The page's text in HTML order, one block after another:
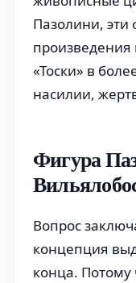
Пазолини, эти
«Тоски» в
насилии,
Фигура
Вопрос
концепция
конца. Потому